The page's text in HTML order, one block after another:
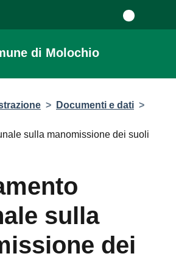
di Molochio
> Documenti e dati >
sulla manomissione dei suoli
sulla
dei